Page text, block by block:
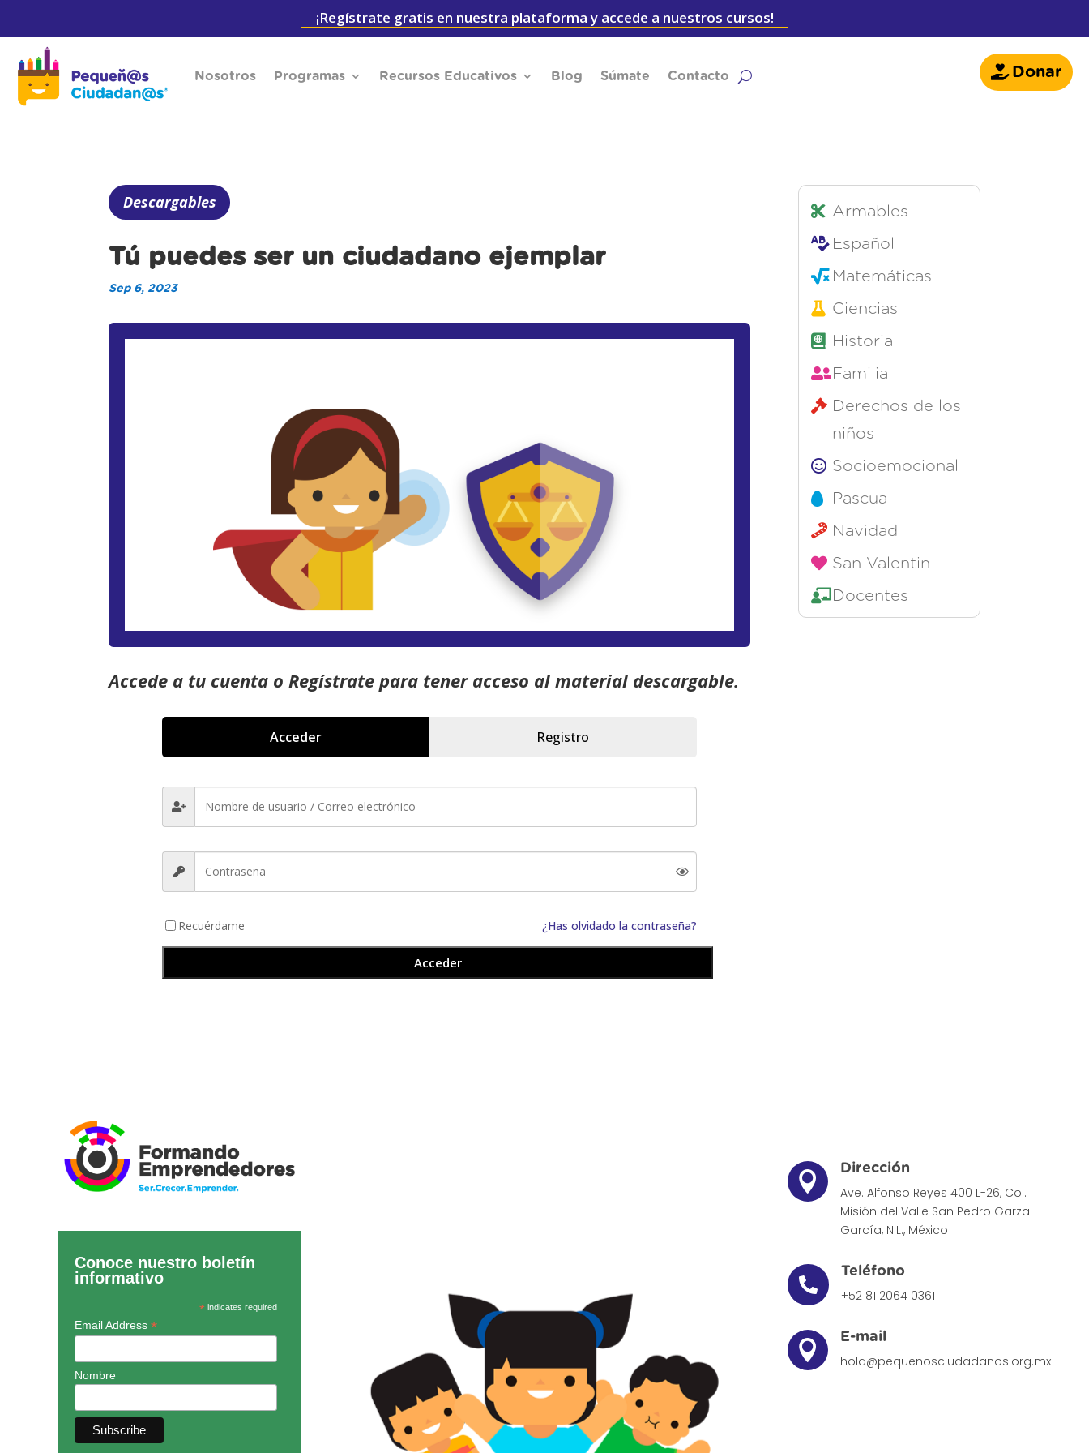
¡Regístrate gratis en nuestra plataforma y accede a nuestros cursos!
Nosotros Programas Recursos Educativos Blog Súmate Contacto Donar
Descargables
Tú puedes ser un ciudadano ejemplar
Sep 6, 2023
Accede a tu cuenta o Regístrate para tener acceso al material descargable.
Acceder Registro
Recuérdame ¿Has olvidado la contraseña?
Acceder
Armables
Español
Matemáticas
Ciencias
Historia
Familia
Derechos de los
niños
Socioemocional
Pascua
Navidad
San Valentin
Docentes
Conoce nuestro boletín
informativo
*indicates required
Email Address *
Nombre

Dirección
Ave. Alfonso Reyes 400 L-26, Col.
Misión del Valle San Pedro Garza
García, N.L., México

Teléfono
+52 81 2064 0361

E-mail
hola@pequenosciudadanos.org.mx